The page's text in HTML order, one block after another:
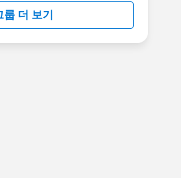
룹 더 보기